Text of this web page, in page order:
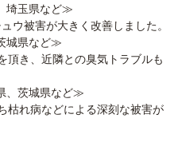
玉県など≫
ウ被害が大きく改善しました。
県など≫
き、近隣との臭気トラブルも
茨城県など≫
れ病などによる深刻な被害が